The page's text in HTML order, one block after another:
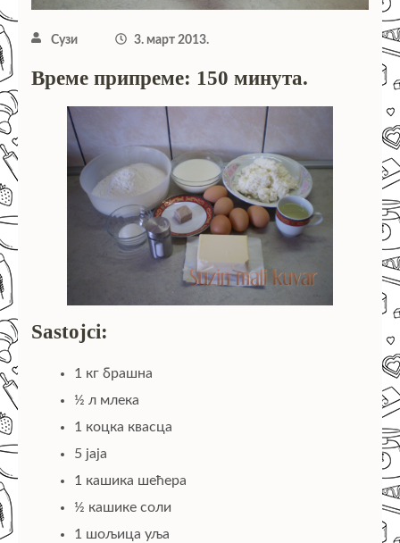
Сузи 3. март 2013.
Време припреме: 150 минута.
Sastojci:
1 кг брашна
½ л млека
1 коцка квасца
5 јаја
1 кашика шећера
½ кашике соли
1 шољица уља